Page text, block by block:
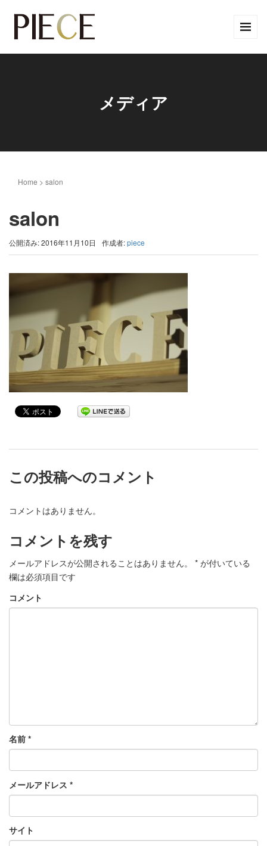
メディア
Home > salon
salon
公開済み: 2016年11月10日 作成者:piece
この投稿へのコメント
コメントはありません。
コメントを残す
メールアドレスが公開されることはありません。 * が付いている
欄は必須項目です
コメント
名前 *
メールアドレス *
サイト